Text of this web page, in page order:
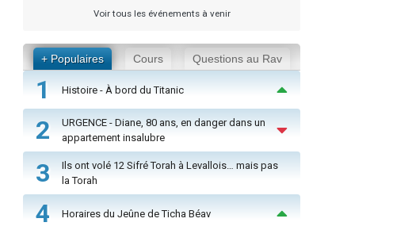
Voir tous les événements à venir
+ Populaires Cours Questions au Rav
1 Histoire - À bord du Titanic
2
URGENCE - Diane, 80 ans, en danger dans un
appartement insalubre
3
Ils ont volé 12 Sifré Torah à Levallois… mais pas
la Torah
4 Horaires du Jeûne de Ticha Béav